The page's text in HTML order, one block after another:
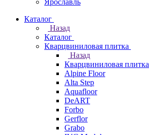
Ярославль
Каталог
Назад
Каталог
Кварцвиниловая плитка
Назад
Кварцвиниловая плитка
Alpine Floor
Alta Step
Aquafloor
DeART
Forbo
Gerflor
Grabo